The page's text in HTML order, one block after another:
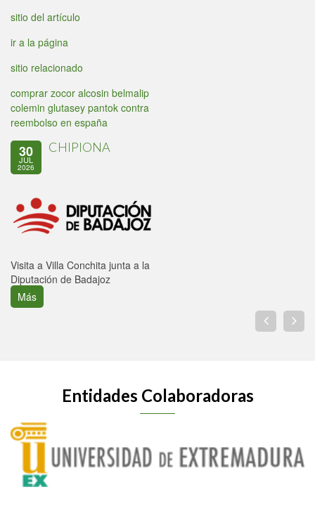
sitio del artículo
ir a la página
sitio relacionado
comprar zocor alcosin belmalip
colemin glutasey pantok contra
reembolso en españa
30
JUL
2026
CHIPIONA
Visita a Villa Conchita junta a la
Diputación de Badajoz
Más
Entidades Colaboradoras